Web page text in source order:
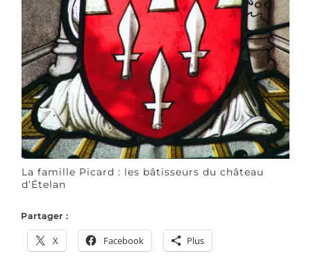
La famille Picard : les bâtisseurs du château
d’Ételan
Partager :
X Facebook Plus